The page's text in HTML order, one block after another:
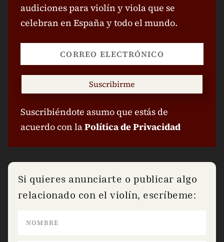
audiciones para violín y viola que se
celebran en España y todo el mundo.
Suscribirme
Suscribiéndote asumo que estás de
acuerdo con laPolítica de Privacidad
Si quieres anunciarte o publicar algo
relacionado con el violín, escríbeme: